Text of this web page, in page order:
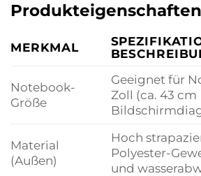
MERKMAL
Notebook-
Größe
Geeignet für
Zoll (ca. 43 cm
Material
(Außen)
Hoch
Polyester-
und